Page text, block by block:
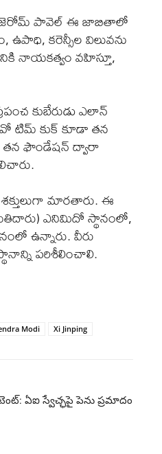
జెరోమ్ పావెల్ ఈ జాబితాలో
ఉపాధి, కరెన్సీల విలువను
నాయకత్వం వహిస్తూ,
కుబేరుడు ఎలాన్
టిమ్ కుక్ కూడా తన
తన ఫౌండేషన్ ద్వారా
మారతారు. ఈ
ఎనిమిదో స్థానంలో,
ఉన్నారు. వీరు
పరిశీలించాలి.
Modi Xi Jinping
ఏఐ స్వేచ్ఛపై పెను ప్రమాదం